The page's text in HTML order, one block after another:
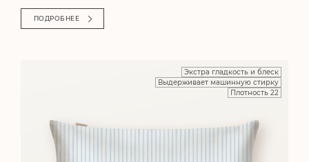
ПОДРОБНЕЕ
Экстра гладкость и блеск
Выдерживает машинную стирку
Плотность 22